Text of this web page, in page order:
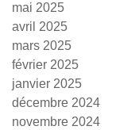
mai 2025
avril 2025
mars 2025
février 2025
janvier 2025
décembre 2024
novembre 2024